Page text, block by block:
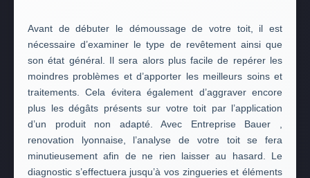
Avant de débuter le démoussage de votre toit, il est
nécessaire d’examiner le type de revêtement ainsi que
son état général. Il sera alors plus facile de repérer les
moindres problèmes et d’apporter les meilleurs soins et
traitements. Cela évitera également d’aggraver encore
plus les dégâts présents sur votre toit par l’application
d’un produit non adapté. Avec Entreprise Bauer ,
renovation lyonnaise, l’analyse de votre toit se fera
minutieusement afin de ne rien laisser au hasard. Le
diagnostic s’effectuera jusqu’à vos zingueries et éléments